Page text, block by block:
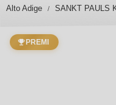
Alto Adige SANKT PAULS
PREMI
vitigno,